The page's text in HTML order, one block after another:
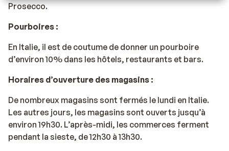
Prosecco.
Pourboires :
En Italie, il est de coutume de donner un pourboire
d’environ 10% dans les hôtels, restaurants et bars.
Horaires d’ouverture des magasins :
De nombreux magasins sont fermés le lundi en Italie.
Les autres jours, les magasins sont ouverts jusqu’à
environ 19h30. L’après-midi, les commerces ferment
pendant la sieste, de 12h30 à 13h30.